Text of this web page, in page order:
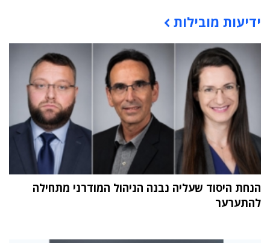
תוכן פרסומי
ידיעות מובילות
הנחת היסוד שעליה נבנה הניהול המודרני מתחילה
להתערער